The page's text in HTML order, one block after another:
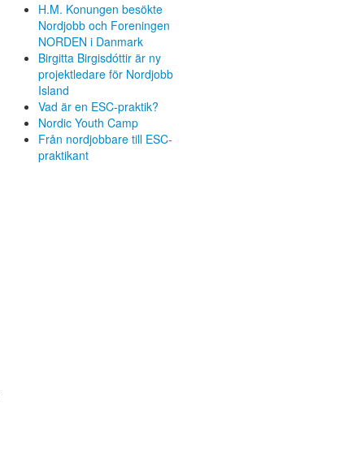
H.M. Konungen besökte
Nordjobb och Foreningen
NORDEN i Danmark
Birgitta Birgisdóttir är ny
projektledare för Nordjobb
Island
Vad är en ESC-praktik?
Nordic Youth Camp
Från nordjobbare till ESC-
praktikant